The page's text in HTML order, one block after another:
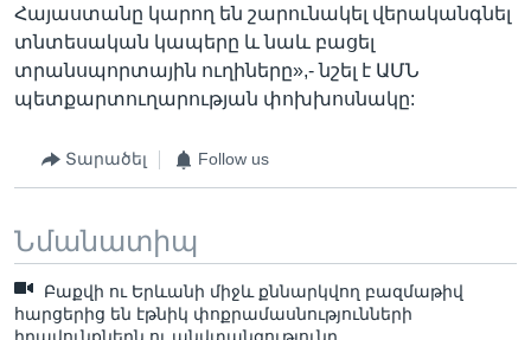
Հայաստանը կարող են շարունակել վերականգնել
տնտեսական կապերը և նաև բացել
տրանսպորտային ուղիները»,- նշել է ԱՄՆ
պետքարտուղարության փոխխոսնակը:
Տարածել Follow us
Նմանատիպ
Բաքվի ու Երևանի միջև քննարկվող բազմաթիվ
հարցերից են էթնիկ փոքրամասնությունների